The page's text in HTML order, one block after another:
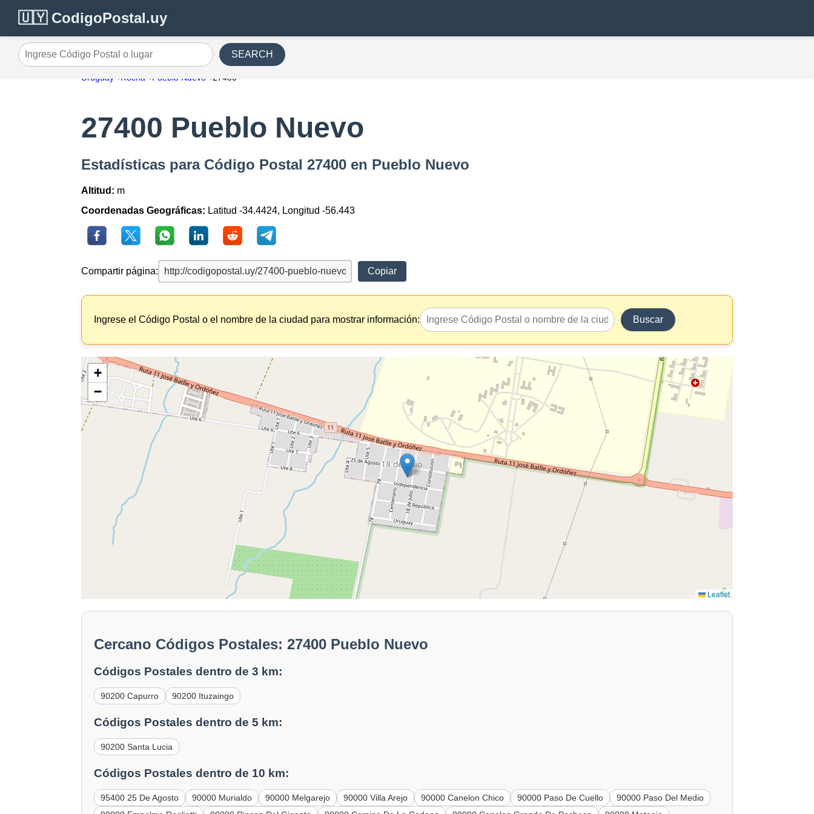
🇺🇾 CodigoPostal.uy
Ingrese Código Postal o lugar SEARCH
Uruguay Rocha Pueblo Nuevo 27400
27400 Pueblo Nuevo
Estadísticas para Código Postal 27400 en Pueblo Nuevo
Altitud: m
Coordenadas Geográficas: Latitud -34.4424, Longitud -56.443
Compartir página: Copiar
Ingrese el Código Postal o el nombre de la ciudad para mostrar información: Buscar
+
−
Leaflet
Cercano Códigos Postales: 27400 Pueblo Nuevo
Códigos Postales dentro de 3 km:
90200 Capurro 90200 Ituzaingo
Códigos Postales dentro de 5 km:
90200 Santa Lucia
Códigos Postales dentro de 10 km:
95400 25 De Agosto 90000 Murialdo 90000 Melgarejo 90000 Villa Arejo 90000 Canelon Chico 90000 Paso De Cuello
90000 Paso Del Medio